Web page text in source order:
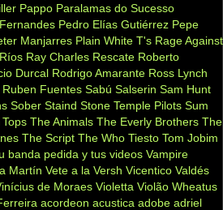
Pappo Paralamas do Sucesso
Pedro Elías Gutiérrez Pepe
Manjarres Plain White T's Rage Against
Ray Charles Rescate Roberto
Durcal Rodrigo Amarante Ross Lynch
Ruben Fuentes Sabú Salserin Sam Hunt
Sober Staind Stone Temple Pilots Sum
The Animals The Everly Brothers The
The Script The Who Tiesto Tom Jobim
banda pedida y tus videos Vampire
Martín Vete a la Versh Vicentico Valdés
de Moraes Violetta Violão Wheatus
acordeon acustica adobe adriel